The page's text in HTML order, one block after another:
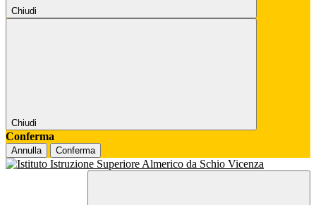
Chiudi
Chiudi
Conferma
Annulla Conferma